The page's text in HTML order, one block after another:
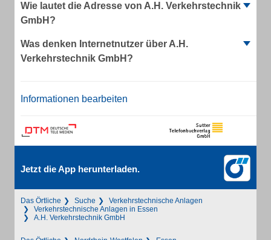
Wie lautet die Adresse von A.H. Verkehrstechnik
GmbH?
Was denken Internetnutzer über A.H.
Verkehrstechnik GmbH?
Informationen bearbeiten
Jetzt die App herunterladen.
Das Örtliche Suche
Verkehrstechnische Anlagen
Verkehrstechnische Anlagen in Essen
A.H. Verkehrstechnik GmbH